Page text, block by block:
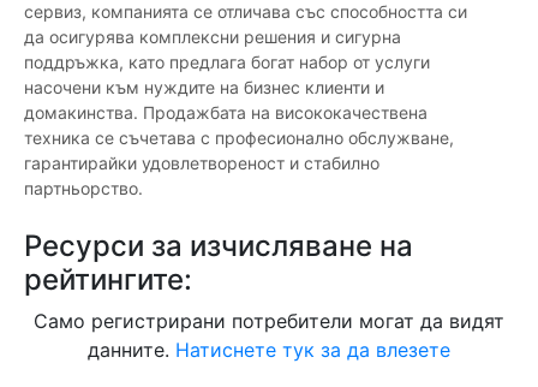
сервиз, компанията се отличава със способността си
да осигурява комплексни решения и сигурна
поддръжка, като предлага богат набор от услуги
насочени към нуждите на бизнес клиенти и
домакинства. Продажбата на висококачествена
техника се съчетава с професионално обслужване,
гарантирайки удовлетвореност и стабилно
партньорство.
Ресурси за изчисляване на
рейтингите:
Само регистрирани потребители могат да видят
данните. Натиснете тук за да влезете